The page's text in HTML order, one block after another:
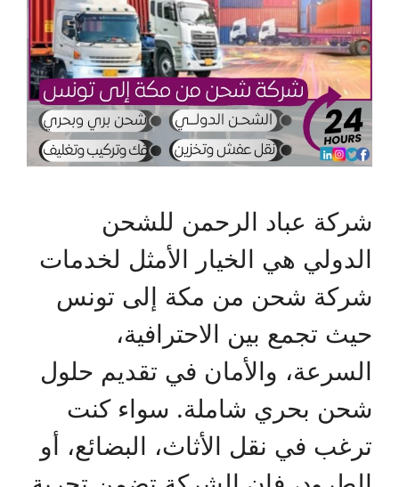
شركة عباد الرحمن للشحن
الدولي هي الخيار الأمثل لخدمات
شركة شحن من مكة إلى تونس
حيث تجمع بين الاحترافية،
السرعة، والأمان في تقديم حلول
شحن بحري شاملة. سواء كنت
ترغب في نقل الأثاث، البضائع، أو